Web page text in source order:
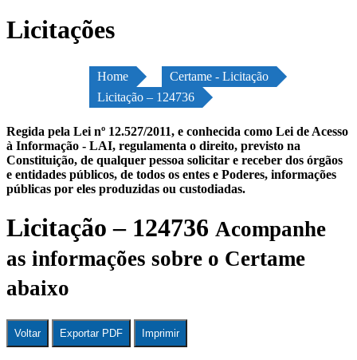
Licitações
Home
Certame - Licitação
Licitação – 124736
Regida pela Lei nº 12.527/2011, e conhecida como Lei de Acesso
à Informação - LAI, regulamenta o direito, previsto na
Constituição, de qualquer pessoa solicitar e receber dos órgãos
e entidades públicos, de todos os entes e Poderes, informações
públicas por eles produzidas ou custodiadas.
Licitação – 124736 Acompanhe
as informações sobre o Certame
abaixo
Voltar Exportar PDF Imprimir